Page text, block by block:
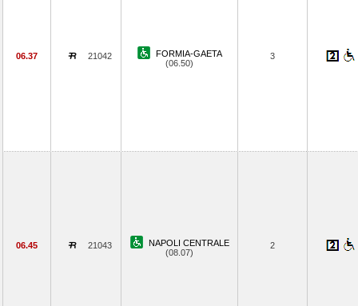
06.37 21042
FORMIA-GAETA
(06.50)
3
06.45 21043
NAPOLI CENTRALE
(08.07)
2